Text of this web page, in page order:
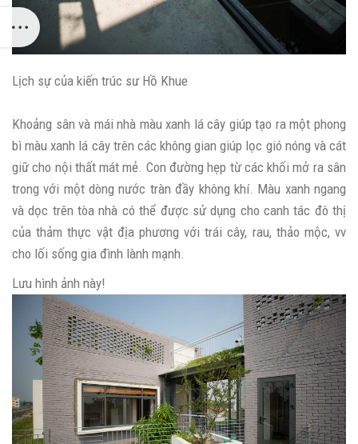
Lịch sự của kiến ​​trúc sư Hồ Khue
Khoảng sân và mái nhà màu xanh lá cây giúp tạo ra một phong
bì màu xanh lá cây trên các không gian giúp lọc gió nóng và cát
giữ cho nội thất mát mẻ. Con đường hẹp từ các khối mở ra sân
trong với một dòng nước tràn đầy không khí. Màu xanh ngang
và dọc trên tòa nhà có thể được sử dụng cho canh tác đô thị
của thảm thực vật địa phương với trái cây, rau, thảo mộc, vv
cho lối sống gia đình lành mạnh.
Lưu hình ảnh này!